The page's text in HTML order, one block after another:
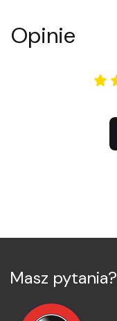
Opinie
Masz pytania?